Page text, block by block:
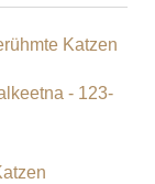
Katzen
- 123-